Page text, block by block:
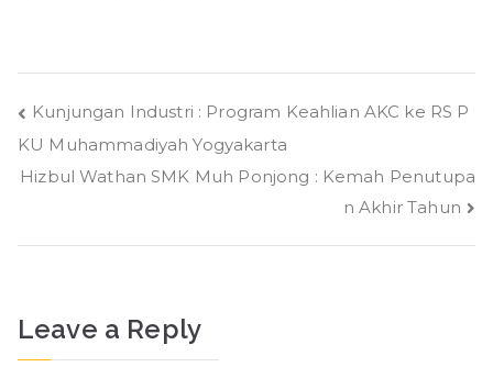
Post
navigation
Kunjungan Industri : Program Keahlian AKC ke RS P
KU Muhammadiyah Yogyakarta
Hizbul Wathan SMK Muh Ponjong : Kemah Penutupa
n Akhir Tahun
Leave a Reply